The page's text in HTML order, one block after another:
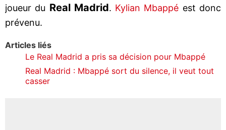
joueur du Real Madrid. Kylian Mbappé est donc
prévenu.
Articles liés
Le Real Madrid a pris sa décision pour Mbappé
Real Madrid : Mbappé sort du silence, il veut tout
casser